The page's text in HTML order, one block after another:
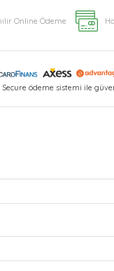
Online Ödeme
ödeme sistemi ile